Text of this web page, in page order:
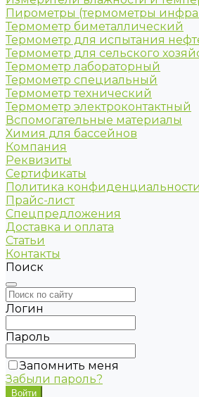
Пирометры (термометры
Термометр биметаллический
Термометр для испытания
Термометр для сельского
Термометр лабораторный
Термометр специальный
Термометр технический
Термометр электроконтактный
Вспомогательные материалы
Химия для бассейнов
Компания
Реквизиты
Сертификаты
Политика конфиденциальности
Прайс-лист
Спецпредложения
Доставка и оплата
Статьи
Контакты
Поиск
Логин
Пароль
Запомнить меня
Забыли пароль?